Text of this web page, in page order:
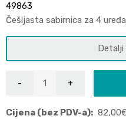
49863
Češljasta sabirnica za 4
Cijena (bez PDV-a): 82,00